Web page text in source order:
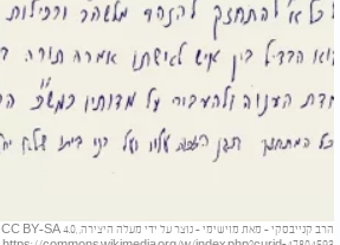
הרב קנייבסקי - מאת מוישימי - נוצר על ידי מעלה היצירה, CC BY-SA 4.0,